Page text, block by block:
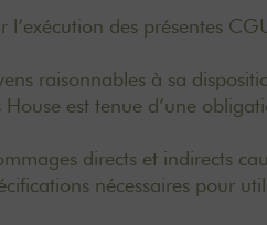
des présentes
raisonnables à sa
est tenue d’une
directs et indirects
nécessaires pour